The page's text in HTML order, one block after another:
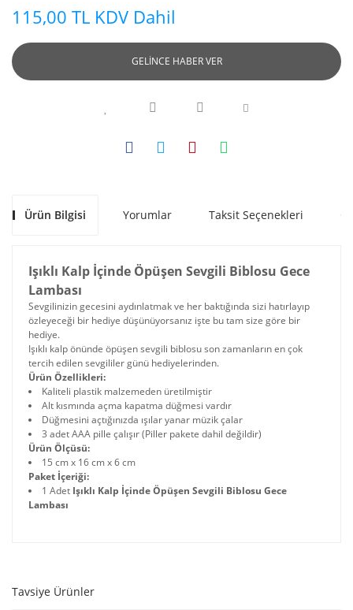
115,00 TL KDV Dahil
GELİNCE HABER VER
Ürün Bilgisi Yorumlar Taksit Seçenekleri
Işıklı Kalp İçinde Öpüşen Sevgili Biblosu Gece
Lambası
Sevgilinizin gecesini aydınlatmak ve her baktığında sizi hatırlayıp
özleyeceği bir hediye düşünüyorsanız işte bu tam size göre bir
hediye.
Işıklı kalp önünde öpüşen sevgili biblosu son zamanların en çok
tercih edilen sevgililer günü hediyelerinden.
Ürün Özellikleri:
Kaliteli plastik malzemeden üretilmiştir
Alt kısmında açma kapatma düğmesi vardır
Düğmesini açtığınızda ışılar yanar müzik çalar
3 adet AAA pille çalışır (Piller pakete dahil değildir)
Ürün Ölçüsü:
15 cm x 16 cm x 6 cm
Paket İçeriği:
1 Adet Işıklı Kalp İçinde Öpüşen Sevgili Biblosu Gece
Lambası
Tavsiye Ürünler